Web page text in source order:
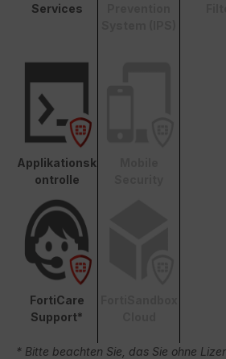
Services
Applikationsk
ontrolle
FortiCare
Support*
* Bitte beachten Sie, das Sie ohne